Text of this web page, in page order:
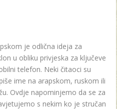
je odlična ideja za
u obliku privjeska za ključeve
telefon. Neki čitaoci su
ime na arapskom, ruskom ili
Ovdje napominjemo da se za
s nekim ko je stručan